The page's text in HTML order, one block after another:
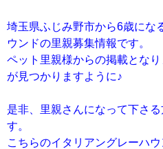
埼玉県ふじみ野市から6歳にな
ウンドの里親募集情報です。
ペット里親様からの掲載とな
が見つかりますように♪
是非、里親さんになって下さ
す。
こちらのイタリアングレーハ